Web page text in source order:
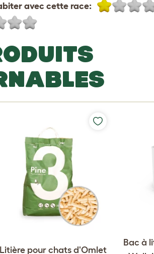
avec cette race:
Litière pour chats d'Omlet
Bac à